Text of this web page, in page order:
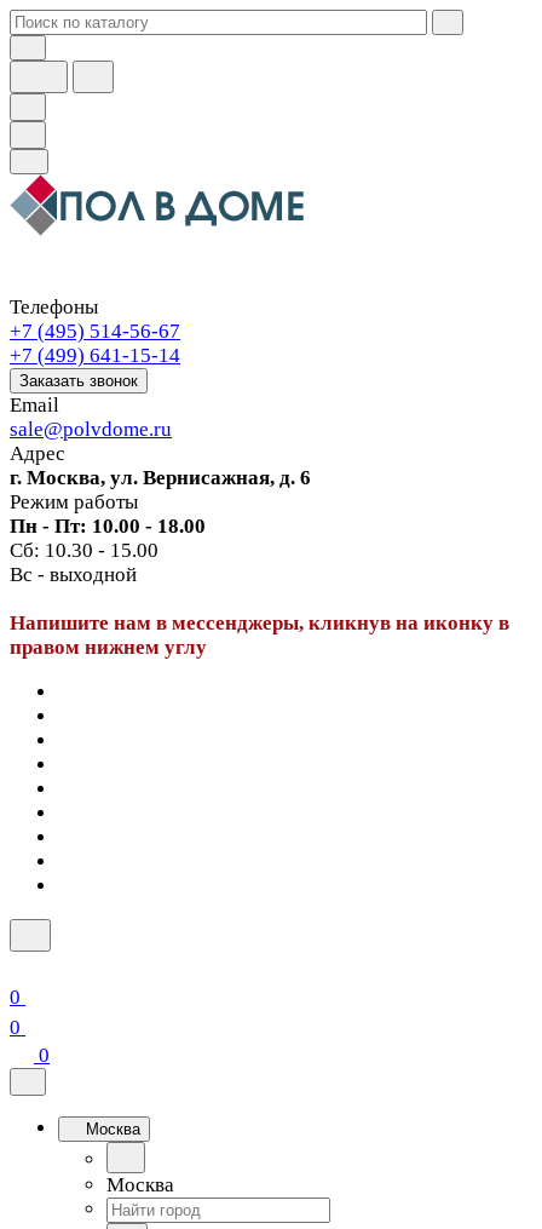
Телефоны
+7 (495) 514-56-67
+7 (499) 641-15-14
Заказать звонок
Email
sale@polvdome.ru
Адрес
г. Москва, ул. Вернисажная, д. 6
Режим работы
Пн - Пт: 10.00 - 18.00
Сб: 10.30 - 15.00
Вс - выходной
Напишите нам в мессенджеры, кликнув на иконку в
правом нижнем углу
0
0
0
Москва
Москва